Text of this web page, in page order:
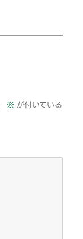
※ が付いている